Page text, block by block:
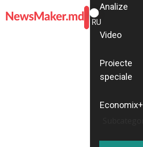
ROMÂNĂ
RU
Analize
Video
Proiecte
speciale
Economix+